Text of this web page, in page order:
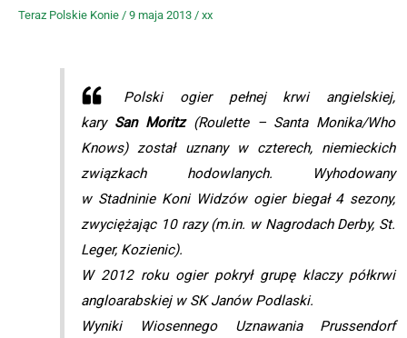
Teraz Polskie Konie / 9 maja 2013 / xx
Polski ogier pełnej krwi angielskiej,
kary San Moritz(Roulette – Santa Monika/Who
Knows) został uznany w czterech, niemieckich
związkach hodowlanych. Wyhodowany
w Stadninie Koni Widzów ogier biegał 4 sezony,
zwyciężając 10 razy (m.in. w Nagrodach Derby, St.
Leger, Kozienic).
W 2012 roku ogier pokrył grupę klaczy półkrwi
angloarabskiej w SK Janów Podlaski.
Wyniki Wiosennego Uznawania Prussendorf